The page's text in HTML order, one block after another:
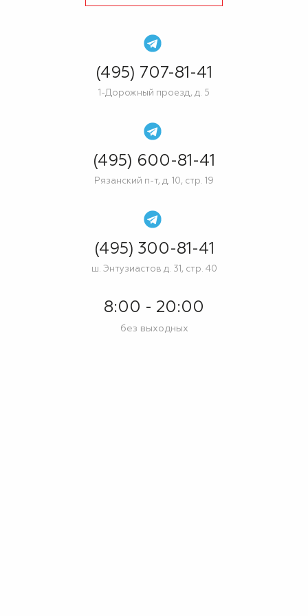
(495) 707-81-41
1-Дорожный проезд, д. 5
(495) 600-81-41
Рязанский п-т, д. 10, стр. 19
(495) 300-81-41
ш. Энтузиастов д. 31, стр. 40
8:00 - 20:00
без выходных